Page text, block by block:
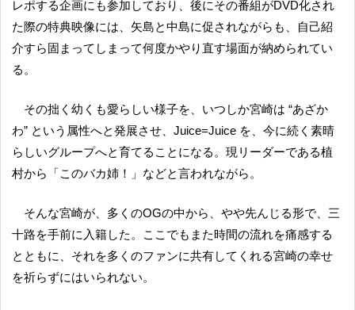
レポする企画にも参加しており、後にその番組がDVD化され
た際の特典映像には、矢島と中島に促されながらも、自己紹
介すら固まってしまって何度かやり直す場面が納められてい
る。
その拙く幼くも愛らしい様子を、いつしか宮崎は “あざか
わ” という属性へと発展させ、Juice=Juice を、今に続く素晴
らしいグループへと育てることになる。現リーダーである植
村から「このバカ姉！」などと言われながら。
そんな宮崎が、多くのOGの中から、やや先んじる形で、三
十路を手前に入籍した。ここでもまた時間の流れを痛感する
とともに、それを多くのファンに共有してくれる宮崎の幸せ
を祈らずにはいられない。